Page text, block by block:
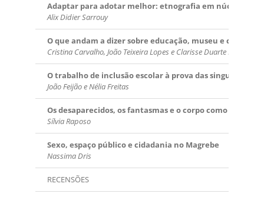
Adaptar para adotar melhor: etnografia em núcleos de
Alix Didier Sarrouy
O que andam a dizer sobre educação, museu e cidade
Cristina Carvalho, João Teixeira Lopes e Clarisse Duarte
O trabalho de inclusão escolar à prova das
João Feijão e Nélia Freitas
Os desaparecidos, os fantasmas e o corpo como
Sílvia Raposo
Sexo, espaço público e cidadania no Magrebe
Nassima Dris
RECENSÕES